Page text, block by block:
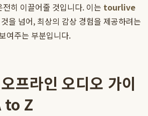
히 이끌어줄 것입니다. 이는 tourlive
을 넘어, 최상의 감상 경험을 제공하려는
여주는 부분입니다.
프라인 오디오 가이
to Z